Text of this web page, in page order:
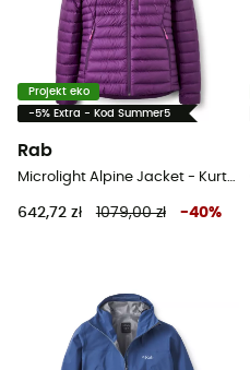
Projekt eko
-5% Extra - Kod Summer5
Rab
Microlight Alpine Jacket - Kurtka puchowa damski
642,72 zł 1079,00 zł -40%